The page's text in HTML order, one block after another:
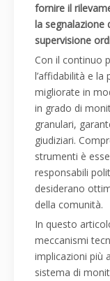
fornire il
la segnalazione
supervisione
Con il continuo
l’affidabilità e la
migliorate in
in grado di
granulari,
giudiziari.
strumenti è
responsabili
desiderano
della comunità.
In questo
meccanismi
implicazioni più
sistema di